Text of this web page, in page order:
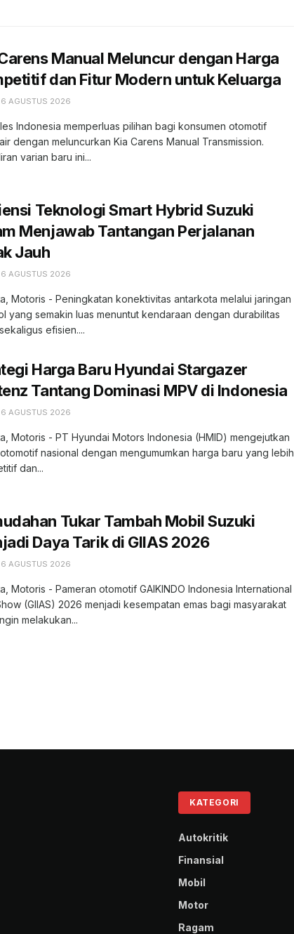
Manual Meluncur dengan Harga
dan Fitur Modern untuk Keluarga
6 AGUSTUS 2026
Indonesia memperluas pilihan bagi konsumen otomotif
dengan meluncurkan Kia Carens Manual Transmission.
varian baru ini...
Teknologi Smart Hybrid Suzuki
Menjawab Tantangan Perjalanan
Jauh
6 AGUSTUS 2026
Motoris - Peningkatan konektivitas antarkota melalui jaringan
yang semakin luas menuntut kendaraan dengan durabilitas
efisien....
Harga Baru Hyundai Stargazer
Tantang Dominasi MPV di Indonesia
6 AGUSTUS 2026
Motoris - PT Hyundai Motors Indonesia (HMID) mengejutkan
nasional dengan mengumumkan harga baru yang lebih
dan...
Tukar Tambah Mobil Suzuki
Daya Tarik di GIIAS 2026
6 AGUSTUS 2026
Motoris - Pameran otomotif GAIKINDO Indonesia International
(GIIAS) 2026 menjadi kesempatan emas bagi masyarakat
melakukan...
KATEGORI
Autokritik
Finansial
Mobil
Motor
Ragam